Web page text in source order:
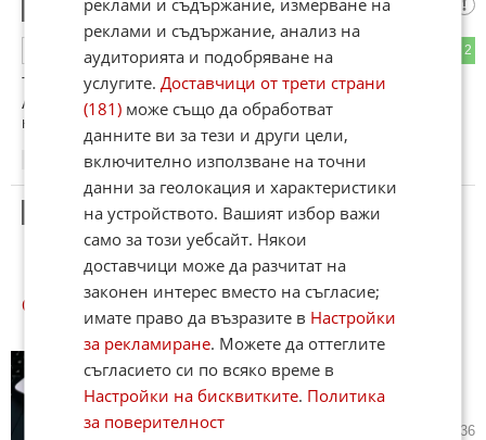
Сатана Z
2
Торове не са нужни.В Африка кенефите са кът и всички
Африканци наторяват достатъчно земята по няколко пъти
на ден.
07.07.2026
Този коментар е премахнат от модератор.
ОЩЕ НОВИНИ ОТ БИЗНЕС
в преговорите с индийското
правителство
днес в 15:11 ч. 636
реклами и съдържание, измерване на
реклами и съдържание, анализ на
аудиторията и подобряване на
услугите.Доставчици от трети страни
(181) може също да обработват
данните ви за тези и други цели,
включително използване на точни
данни за геолокация и характеристики
на устройството. Вашият избор важи
само за този уебсайт. Някои
доставчици може да разчитат на
законен интерес вместо на съгласие;
имате право да възразите в Настройки
за рекламиране. Можете да оттеглите
съгласието си по всяко време в
Настройки на бисквитките. Политика
за поверителност